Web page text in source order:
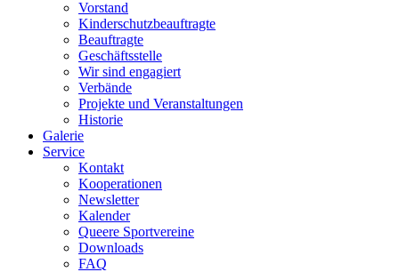
Vorstand
Kinderschutzbeauftragte
Beauftragte
Geschäftsstelle
Wir sind engagiert
Verbände
Projekte und Veranstaltungen
Historie
Galerie
Service
Kontakt
Kooperationen
Newsletter
Kalender
Queere Sportvereine
Downloads
FAQ